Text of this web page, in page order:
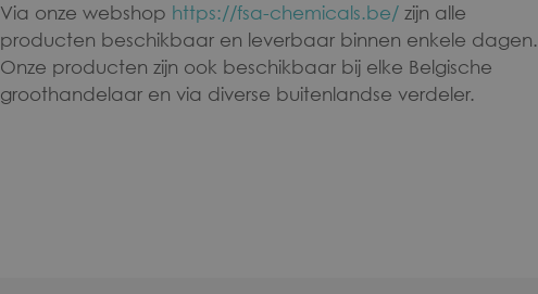
Via onze webshop https://fsa-chemicals.be/ zijn alle
producten beschikbaar en leverbaar binnen enkele dagen.
Onze producten zijn ook beschikbaar bij elke Belgische
groothandelaar en via diverse buitenlandse verdeler.